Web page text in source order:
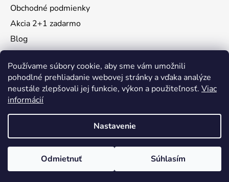
Používame súbory cookie, aby sme vám umožnili
pohodlné prehliadanie webovej stránky a vďaka analýze
neustále zlepšovali jej funkcie, výkon a použiteľnosť. Viac
informácií
Nastavenie
Odmietnuť Súhlasím
Obchodné podmienky
Akcia 2+1 zadarmo
Blog
Instagram
Vytvoril Shoptet
Copyright 2026KidsMall
. Všetky práva vyhradené.
Upraviť nastavenie cookies